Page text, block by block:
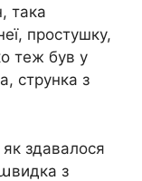
така
простушку,
теж був у
струнка з
здавалося
з